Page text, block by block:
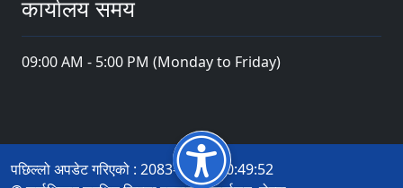
कार्यालय समय
09:00 AM - 5:00 PM (Monday to Friday)
पछिल्लो अपडेट गरिएको : 2083-04-13 10:49:52